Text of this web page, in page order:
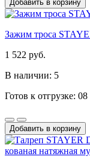
Добавить в корзину
Зажим троса
1 522 руб.
В наличии: 5
Готов к отгрузке:
Добавить в корзину